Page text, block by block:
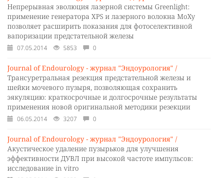
Непрерывная эволюция лазерной системы Greenlight:
применение генератора XPS и лазерного волокна MoXy
позволяет расширить показания для фотоселективной
вапоризации предстательной железы
07.05.2014 5853 0
Journal of Endourology - журнал "Эндоурология" /
Трансуретральная резекция предстательной железы и
шейки мочевого пузыря, позволяющая сохранить
эякуляцию: краткосрочные и долгосрочные результаты
применения новой оригинальной методики резекции
06.05.2014 3207 0
Journal of Endourology - журнал "Эндоурология" /
Акустическое удаление пузырьков для улучшения
эффективности ДУВЛ при высокой частоте импульсов:
исследование in vitro